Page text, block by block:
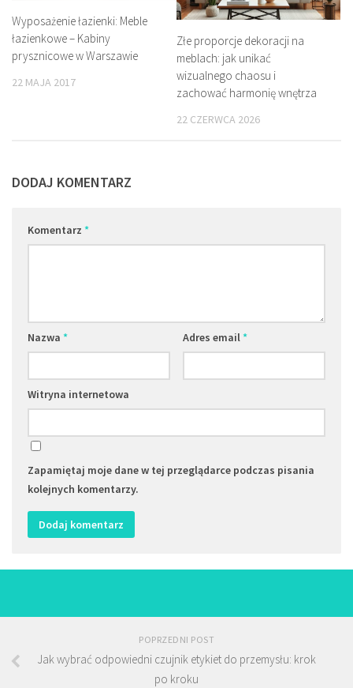
Wyposażenie łazienki: Meble
łazienkowe – Kabiny
prysznicowe w Warszawie
22 MAJA 2017
Złe proporcje dekoracji na
meblach: jak unikać
wizualnego chaosu i
zachować harmonię wnętrza
22 CZERWCA 2026
DODAJ KOMENTARZ
Komentarz *
Nazwa * Adres email*
Witryna internetowa
Zapamiętaj moje dane w tej przeglądarce podczas pisania
kolejnych komentarzy.
POPRZEDNI POST
Jak wybrać odpowiedni czujnik etykiet do przemysłu: krok
po kroku